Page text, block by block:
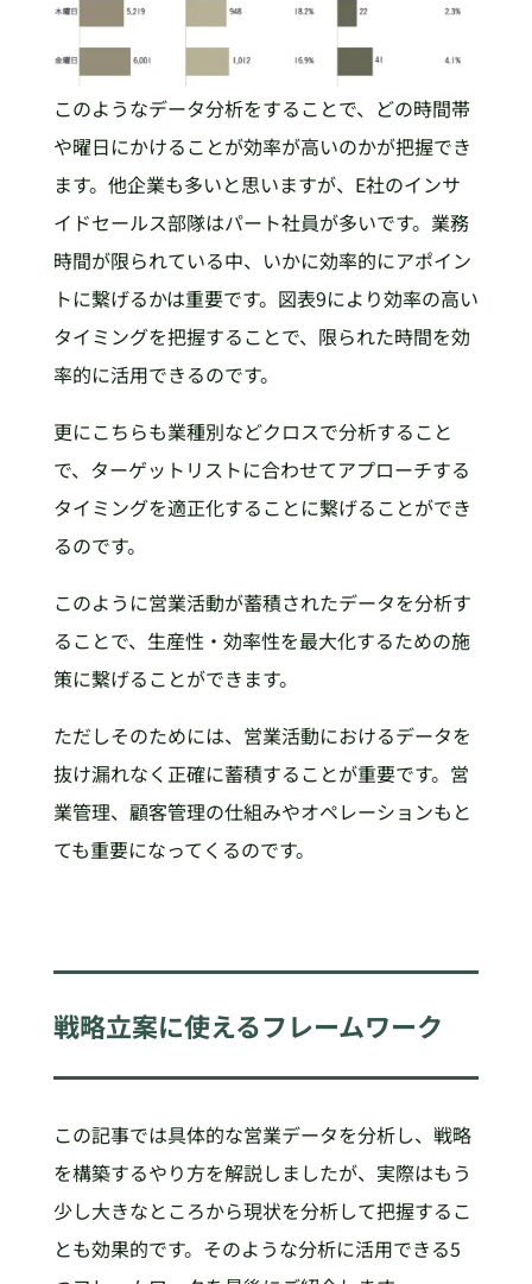
このようなデータ分析をすることで、どの時間帯
や曜日にかけることが効率が高いのかが把握でき
ます。他企業も多いと思いますが、E社のインサ
イドセールス部隊はパート社員が多いです。業務
時間が限られている中、いかに効率的にアポイン
トに繋げるかは重要です。図表9により効率の高い
タイミングを把握することで、限られた時間を効
率的に活用できるのです。
更にこちらも業種別などクロスで分析すること
で、ターゲットリストに合わせてアプローチする
タイミングを適正化することに繋げることができ
るのです。
このように営業活動が蓄積されたデータを分析す
ることで、生産性・効率性を最大化するための施
策に繋げることができます。
ただしそのためには、営業活動におけるデータを
抜け漏れなく正確に蓄積することが重要です。営
業管理、顧客管理の仕組みやオペレーションもと
ても重要になってくるのです。
戦略立案に使えるフレームワーク
この記事では具体的な営業データを分析し、戦略
を構築するやり方を解説しましたが、実際はもう
少し大きなところから現状を分析して把握するこ
とも効果的です。そのような分析に活用できる5